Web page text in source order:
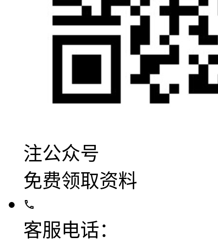
注公众号
免费领取资料
客服电话：